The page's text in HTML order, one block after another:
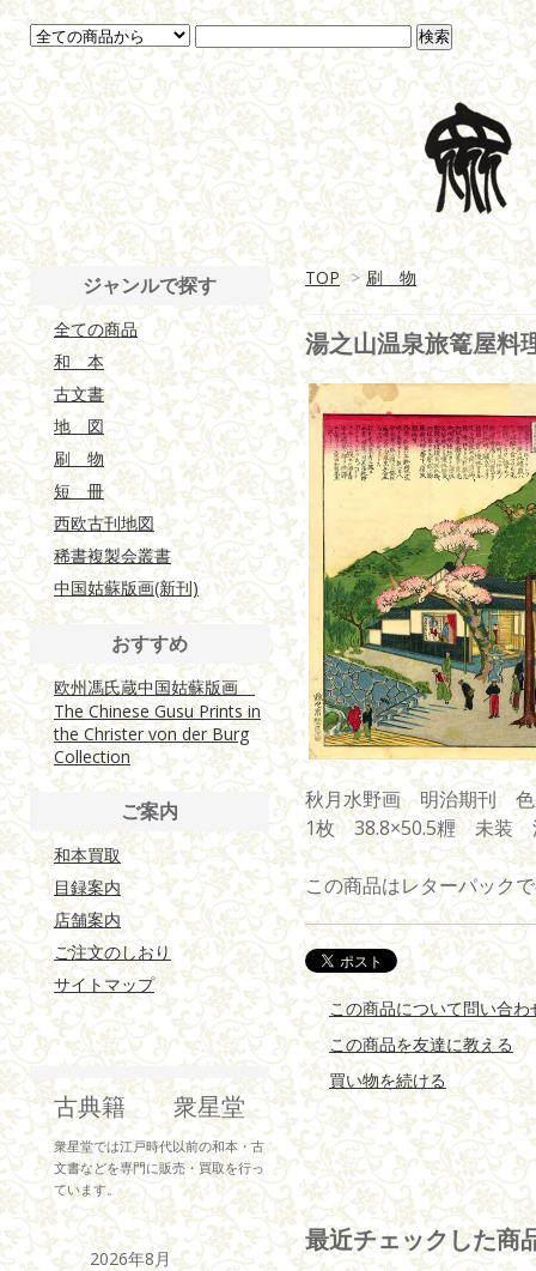
TOP > 刷 物
湯之山温泉旅篭屋料
秋月水野画 明治期刊
1枚 38.8×50.5糎 未装
この商品はレターパック
この商品について問い合わ
この商品を友達に教える
買い物を続ける
最近チェックした商
ジャンルで探す
全ての商品
和 本
古文書
地 図
刷 物
短 冊
西欧古刊地図
稀書複製会叢書
中国姑蘇版画(新刊)
おすすめ
欧州馮氏蔵中国姑蘇版画
The Chinese Gusu Prints in
the Christer von der Burg
Collection
ご案内
和本買取
目録案内
店舗案内
ご注文のしおり
サイトマップ
古典籍 衆星堂
衆星堂では江戸時代以前の和本・古
文書などを専門に販売・買取を行っ
ています。
2026年8月